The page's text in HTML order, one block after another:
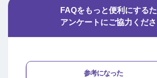
FAQをもっと便利にする
アンケートにご協力くだ
参考になった